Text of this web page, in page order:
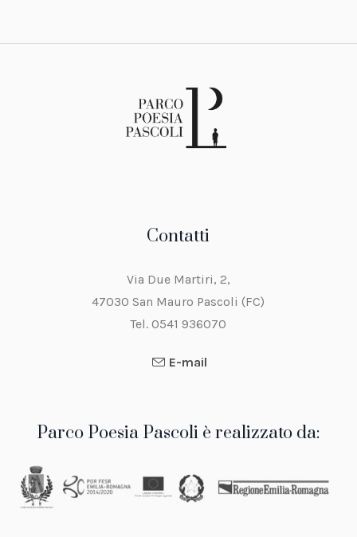
Contatti
Via Due Martiri, 2,
47030 San Mauro Pascoli (FC)
Tel. 0541 936070
E-mail
Parco Poesia Pascoli è realizzato da: